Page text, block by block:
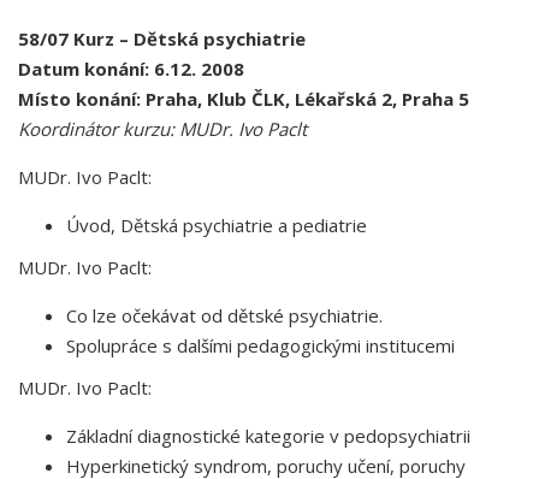
58/07 Kurz – Dětská psychiatrie
Datum konání: 6.12. 2008
Místo konání: Praha, Klub ČLK, Lékařská 2, Praha 5
Koordinátor kurzu: MUDr. Ivo Paclt
MUDr. Ivo Paclt:
Úvod, Dětská psychiatrie a pediatrie
MUDr. Ivo Paclt:
Co lze očekávat od dětské psychiatrie.
Spolupráce s dalšími pedagogickými institucemi
MUDr. Ivo Paclt:
Základní diagnostické kategorie v pedopsychiatrii
Hyperkinetický syndrom, poruchy učení, poruchy